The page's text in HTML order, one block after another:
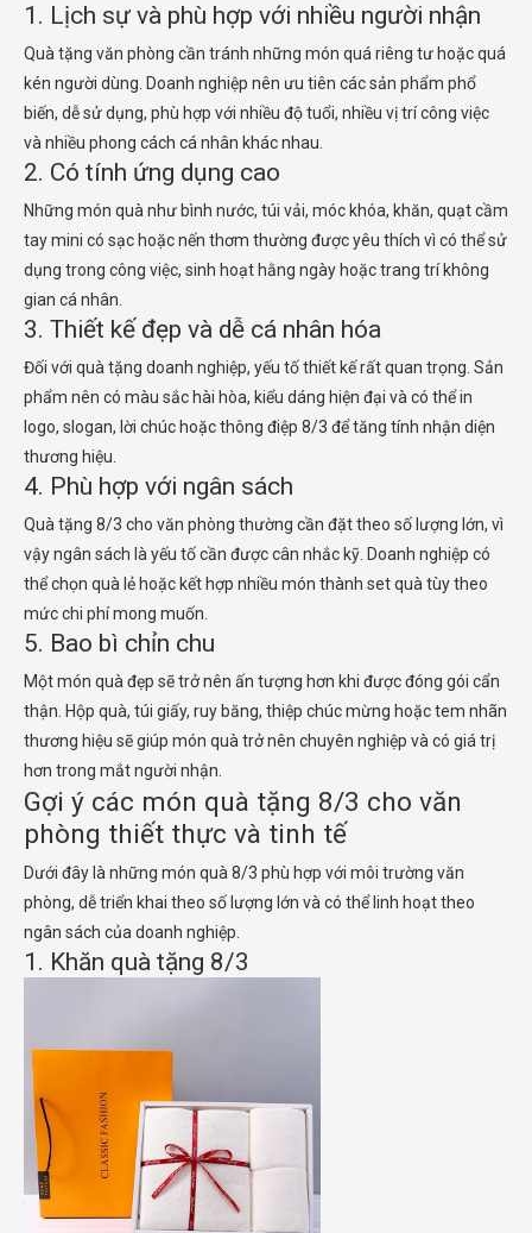
1. Lịch sự và phù hợp với nhiều người nhận
Quà tặng văn phòng cần tránh những món quá riêng tư hoặc quá
kén người dùng. Doanh nghiệp nên ưu tiên các sản phẩm phổ
biến, dễ sử dụng, phù hợp với nhiều độ tuổi, nhiều vị trí công việc
và nhiều phong cách cá nhân khác nhau.
2. Có tính ứng dụng cao
Những món quà như bình nước, túi vải, móc khóa, khăn, quạt cầm
tay mini có sạc hoặc nến thơm thường được yêu thích vì có thể sử
dụng trong công việc, sinh hoạt hằng ngày hoặc trang trí không
gian cá nhân.
3. Thiết kế đẹp và dễ cá nhân hóa
Đối với quà tặng doanh nghiệp, yếu tố thiết kế rất quan trọng. Sản
phẩm nên có màu sắc hài hòa, kiểu dáng hiện đại và có thể in
logo, slogan, lời chúc hoặc thông điệp 8/3 để tăng tính nhận diện
thương hiệu.
4. Phù hợp với ngân sách
Quà tặng 8/3 cho văn phòng thường cần đặt theo số lượng lớn, vì
vậy ngân sách là yếu tố cần được cân nhắc kỹ. Doanh nghiệp có
thể chọn quà lẻ hoặc kết hợp nhiều món thành set quà tùy theo
mức chi phí mong muốn.
5. Bao bì chỉn chu
Một món quà đẹp sẽ trở nên ấn tượng hơn khi được đóng gói cẩn
thận. Hộp quà, túi giấy, ruy băng, thiệp chúc mừng hoặc tem nhãn
thương hiệu sẽ giúp món quà trở nên chuyên nghiệp và có giá trị
hơn trong mắt người nhận.
Gợi ý các món quà tặng 8/3 cho văn
phòng thiết thực và tinh tế
Dưới đây là những món quà 8/3 phù hợp với môi trường văn
phòng, dễ triển khai theo số lượng lớn và có thể linh hoạt theo
ngân sách của doanh nghiệp.
1. Khăn quà tặng 8/3